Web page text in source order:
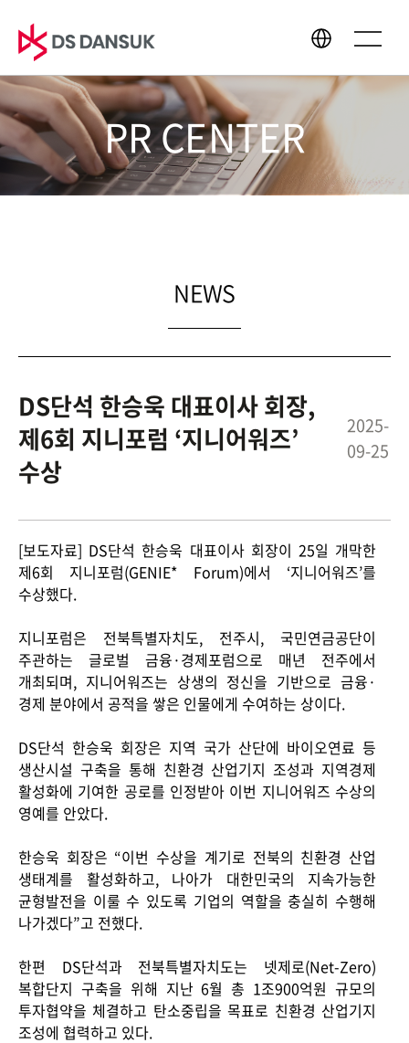
회사소개
CEO 인사말
사업영역
바이오에너지
지속가능경영
ESG경영
환경
사회
지배구조
보고서
미디어센터
NEWS
공지사항
인재채용 IR
PR CENTER
NEWS
DS단석 한승욱 대표이사 회장,
제6회 지니포럼 ‘지니어워즈’
수상
2025-
09-25
[보도자료] DS단석 한승욱 대표이사 회장이 25일 개막한
제6회 지니포럼(GENIE* Forum)에서 ‘지니어워즈’를
수상했다.
지니포럼은 전북특별자치도, 전주시, 국민연금공단이
주관하는 글로벌 금융·경제포럼으로 매년 전주에서
개최되며, 지니어워즈는 상생의 정신을 기반으로 금융·
경제 분야에서 공적을 쌓은 인물에게 수여하는 상이다.
DS단석 한승욱 회장은 지역 국가 산단에 바이오연료 등
생산시설 구축을 통해 친환경 산업기지 조성과 지역경제
활성화에 기여한 공로를 인정받아 이번 지니어워즈 수상의
영예를 안았다.
한승욱 회장은 “이번 수상을 계기로 전북의 친환경 산업
생태계를 활성화하고, 나아가 대한민국의 지속가능한
균형발전을 이룰 수 있도록 기업의 역할을 충실히 수행해
나가겠다”고 전했다.
한편 DS단석과 전북특별자치도는 넷제로(Net-Zero)
복합단지 구축을 위해 지난6월 총 1조900억원 규모의
투자협약을 체결하고 탄소중립을 목표로 친환경 산업기지
조성에 협력하고 있다.